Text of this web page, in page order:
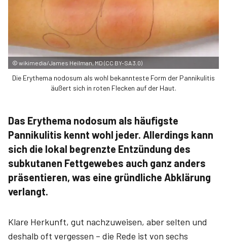
© wikimedia/James Heilman, MD (CC BY-SA 3.0)
Die Erythema nodosum als wohl bekannteste Form der Pannikulitis
äußert sich in roten Flecken auf der Haut.
Das Erythema nodosum als häufigste
Pannikulitis kennt wohl jeder. Allerdings kann
sich die lokal begrenzte Entzündung des
subkutanen Fettgewebes auch ganz anders
präsentieren, was eine gründliche Abklärung
verlangt.
Klare Herkunft, gut nachzuweisen, aber selten und
deshalb oft vergessen – die Rede ist von sechs